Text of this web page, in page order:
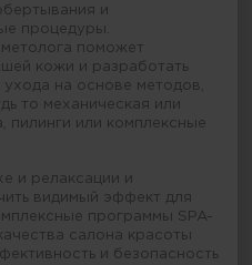
и
процедуры.
поможет
кожи и разработать
на основе методов,
то механическая или
пилинги или комплексные
и релаксации и
видимый эффект для
программы SPA-
салона красоты
и безопасность